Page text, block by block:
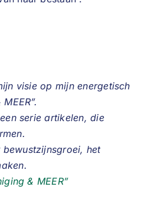
visie op mijn energetisch
serie artikelen, die
het
& MEER”